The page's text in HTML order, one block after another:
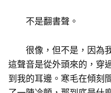
不是翻書聲。
很像，但不是，因為我
這聲音是從外頭來的，穿
到我的耳邊。寒毛在傾刻